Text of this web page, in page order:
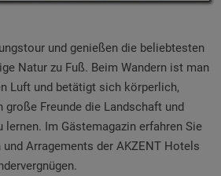
und genießen die beliebtesten
Natur zu Fuß. Beim Wandern ist man
Luft und betätigt sich körperlich,
Freunde die Landschaft und
lernen. Im Gästemagazin erfahren Sie
Arragements der AKZENT Hotels